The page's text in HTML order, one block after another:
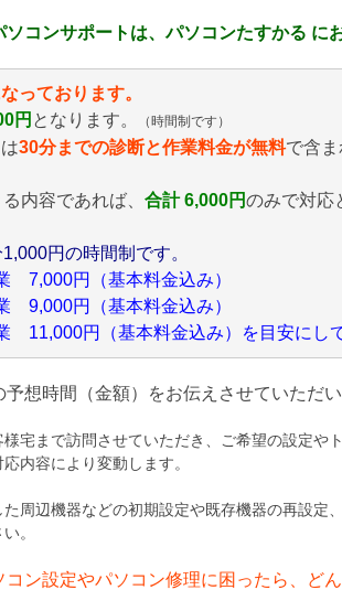
コンサポートは、パソコンたすかる に
っております。
円 となります。 （時間制です）
30分までの診断と作業料金が無料で含ま
内容であれば、 合計 6,000円のみで対応
円の時間制です。
7,000円（基本料金込み）
9,000円（基本料金込み）
11,000円（基本料金込み）を目安にし
想時間（金額）をお伝えさせていただ
宅まで訪問させていただき、ご希望の設定や
内容により変動します。
た周辺機器などの初期設定や既存機器の再設定
。
ン設定やパソコン修理に困ったら、ど